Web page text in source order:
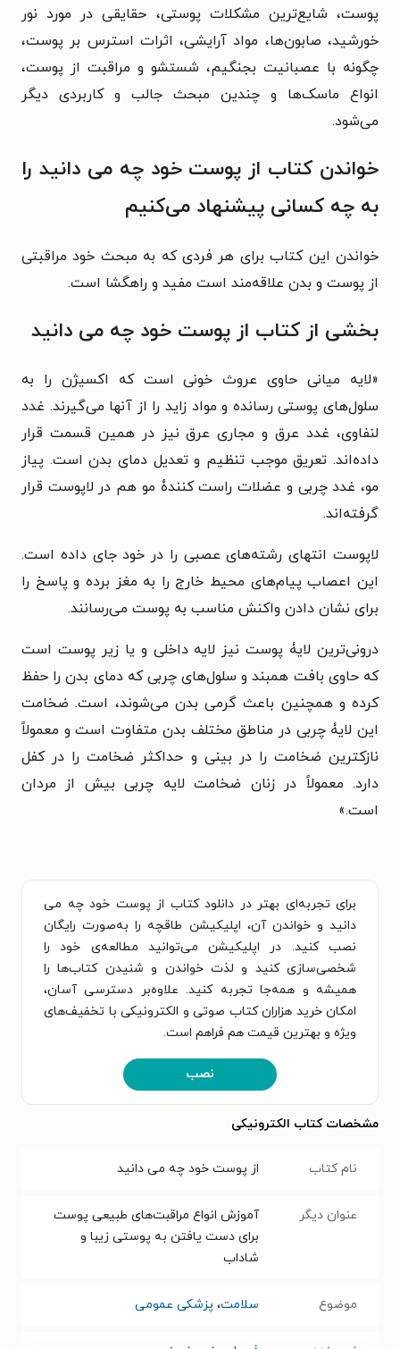
پوست، شایع‌ترین مشکلات پوستی، حقایقی در مورد نور
خورشید، صابون‌ها، مواد آرایشی، اثرات استرس بر پوست،
چگونه با عصبانیت بجنگیم، شستشو و مراقبت از پوست،
انواع ماسک‌ها و چندین مبحث جالب و کاربردی دیگر
می‌شود.
خواندن کتاب از پوست خود چه می‌ دانید را
به چه کسانی پیشنهاد می‌کنیم
خواندن این کتاب برای هر فردی که به مبحث خود مراقبتی
از پوست و بدن علاقه‌مند است مفید و راهگشا است.
بخشی از کتاب از پوست خود چه می‌ دانید
«لایه میانی حاوی عروث خونی است که اکسیژن را به
سلول‌های پوستی رسانده و مواد زاید را از آنها می‌گیرند. غدد
لنفاوی، غدد عرق و مجاری عرق نیز در همین قسمت قرار
داده‌اند. تعریق موجب تنظیم و تعدیل دمای بدن است. پیاز
مو، غدد چربی و عضلات راست کنندۀ مو هم در لاپوست قرار
گرفته‌اند.
لاپوست انتهای رشته‌های عصبی را در خود جای داده است.
این اعصاب پیام‌های محیط خارج را به مغز برده و پاسخ را
برای نشان دادن واکنش مناسب به پوست می‌رسانند.
درونی‌ترین لایۀ پوست نیز لایه داخلی و یا زیر پوست است
که حاوی بافت همبند و سلول‌های چربی که دمای بدن را حفظ
کرده و همچنین باعث گرمی بدن می‌شوند، است. ضخامت
این لایۀ چربی در مناطق مختلف بدن متفاوت است و معمولاً
نازکترین ضخامت را در بینی و حداکثر ضخامت را در کفل
دارد. معمولاً در زنان ضخامت لایه چربی بیش از مردان
است.»
برای تجربه‌ای بهتر در دانلود کتاب از پوست خود چه می
دانید و خواندن آن، اپلیکیشن طاقچه را به‌صورت رایگان
نصب کنید. در اپلیکیشن می‌توانید مطالعه‌ی خود را
شخصی‌سازی کنید و لذت خواندن و شنیدن کتاب‌ها را
همیشه و همه‌جا تجربه کنید. علاوه‌بر دسترسی آسان،
امکان خرید هزاران کتاب صوتی و الکترونیکی با تخفیف‌های
ویژه و بهترین قیمت هم فراهم است.
نصب
مشخصات کتاب الکترونیکی
نام کتاب از پوست خود چه می دانید
عنوان دیگر
آموزش انواع مراقبت‌های طبیعی پوست
برای دست یافتن به پوستی زیبا و
شاداب
موضوع سلامت، پزشکی عمومی